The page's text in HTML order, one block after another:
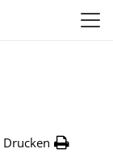
Drucken